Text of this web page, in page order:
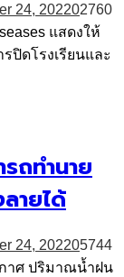
24, 202202760
แสดงให้
ปิดโรงเรียนและ
ถทำนาย
ายได้
24, 202205744
าศ ปริมาณน้ำฝน